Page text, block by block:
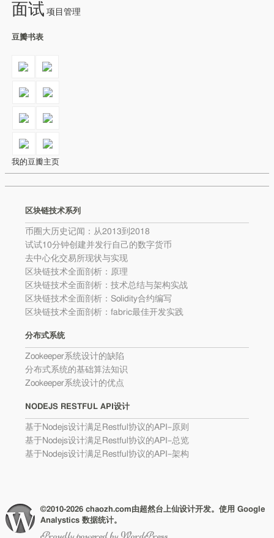
面试 项目管理
豆瓣书表
我的豆瓣主页
区块链技术系列
币圈大历史记闻：从2013到2018
试试10分钟创建并发行自己的数字货币
去中心化交易所现状与实现
区块链技术全面剖析：原理
区块链技术全面剖析：技术总结与架构实战
区块链技术全面剖析：Solidity合约编写
区块链技术全面剖析：fabric最佳开发实践
分布式系统
Zookeeper系统设计的缺陷
分布式系统的基础算法知识
Zookeeper系统设计的优点
NODEJS RESTFUL API设计
基于Nodejs设计满足Restful协议的API–原则
基于Nodejs设计满足Restful协议的API–总览
基于Nodejs设计满足Restful协议的API–架构
©2010-2026 chaozh.com由超然台上仙设计开发。使用 Google
Analystics 数据统计。
Proudly powered by WordPress